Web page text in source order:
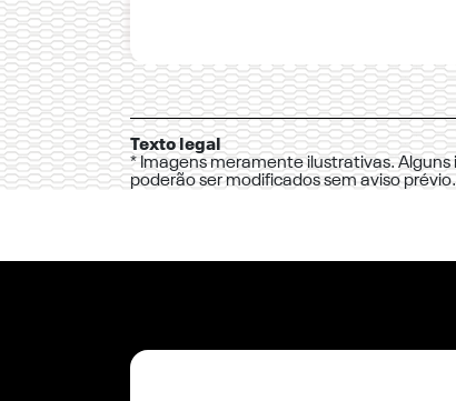
Texto legal
* Imagens meramente ilustrativas.
poderão ser modificados sem aviso